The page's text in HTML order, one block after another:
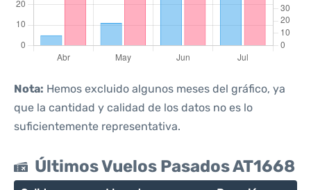
Nota: Hemos excluido algunos meses del gráfico, ya
que la cantidad y calidad de los datos no es lo
suficientemente representativa.
Últimos Vuelos Pasados AT1668